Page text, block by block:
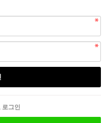
로그인